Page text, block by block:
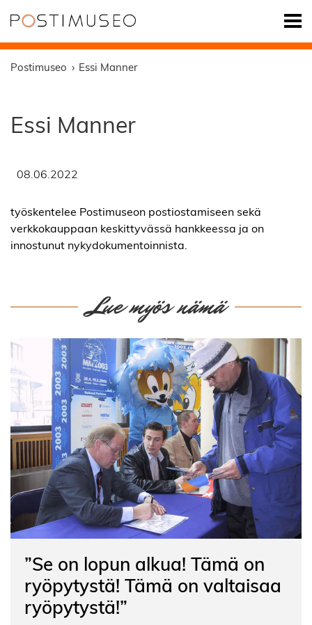
Postimuseo Essi Manner
Essi Manner
08.06.2022
työskentelee Postimuseon postiostamiseen sekä
verkkokauppaan keskittyvässä hankkeessa ja on
innostunut nykydokumentoinnista.
Lue myös nämä
”Se on lopun alkua! Tämä on
ryöpytystä! Tämä on valtaisaa
ryöpytystä!”